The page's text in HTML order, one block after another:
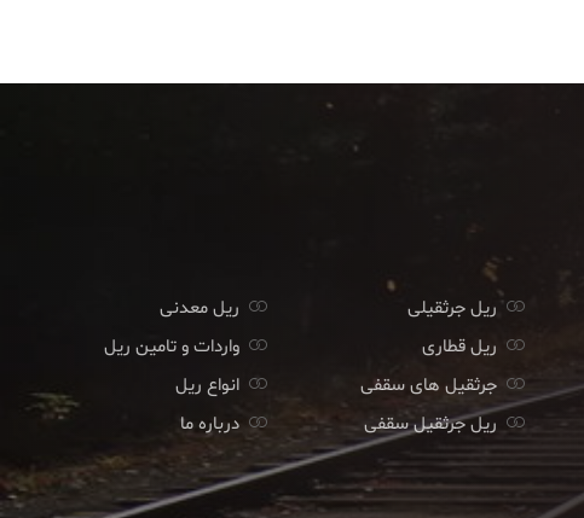
ریل جرثقیلی
ریل معدنی
ریل قطاری
واردات و تامین ریل
جرثقیل های سقفی
انواع ریل
ریل جرثقیل سقفی
درباره ما